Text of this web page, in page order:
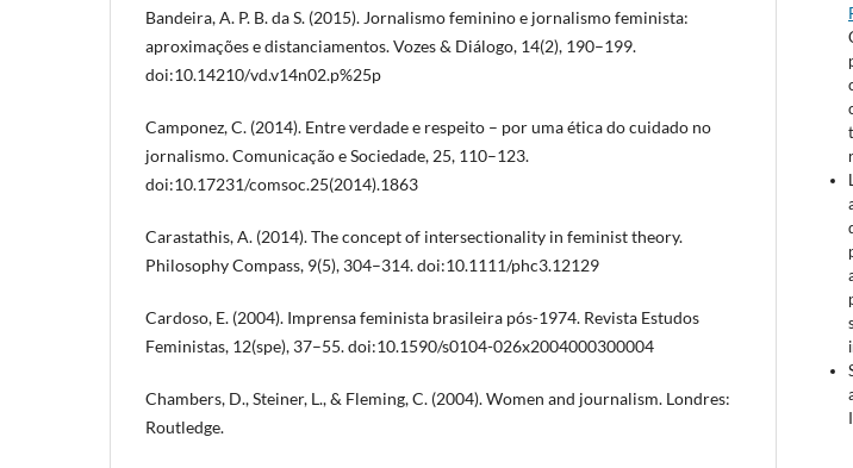
Bandeira, A. P. B. da S. (2015). Jornalismo feminino e jornalismo feminista:
aproximações e distanciamentos. Vozes & Diálogo, 14(2), 190–199.
doi:10.14210/vd.v14n02.p%25p
Camponez, C. (2014). Entre verdade e respeito – por uma ética do cuidado no
jornalismo. Comunicação e Sociedade, 25, 110–123.
doi:10.17231/comsoc.25(2014).1863
Carastathis, A. (2014). The concept of intersectionality in feminist theory.
Philosophy Compass, 9(5), 304–314. doi:10.1111/phc3.12129
Cardoso, E. (2004). Imprensa feminista brasileira pós-1974. Revista Estudos
Feministas, 12(spe), 37–55. doi:10.1590/s0104-026x2004000300004
Chambers, D., Steiner, L., & Fleming, C. (2004). Women and journalism. Londres:
Routledge.